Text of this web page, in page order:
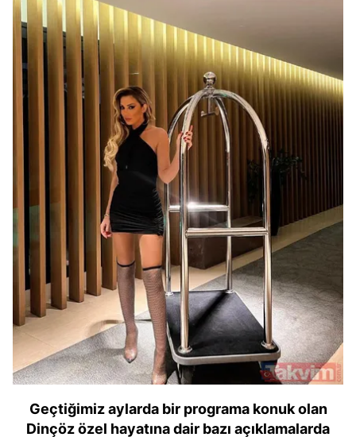
Geçtiğimiz aylarda bir programa konuk olan
Dinçöz özel hayatına dair bazı açıklamalarda